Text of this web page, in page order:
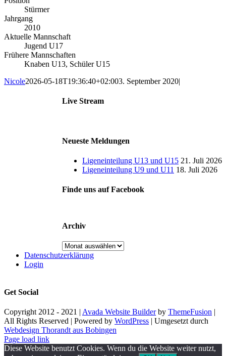
Stürmer
Jahrgang
2010
Aktuelle Mannschaft
Jugend U17
Frühere Mannschaften
Knaben U13, Schüler U15
Nicole2026-05-18T19:36:40+02:003. September 2020|
Live Stream
Neueste Meldungen
Ligeneinteilung U13 und U15 21. Juli 2026
Ligeneinteilung U9 und U11 18. Juli 2026
Finde uns auf Facebook
Archiv
Archiv
Datenschutzerklärung
Login
Get Social
Copyright 2012 - 2021 | Avada Website Builderby ThemeFusion
All Rights Reserved | Powered by WordPress | Umgesetzt durch
Webdesign Thorandt aus Bobingen
Page load link
Diese Website benutzt Cookies. Wenn du die Website weiter nutzt,